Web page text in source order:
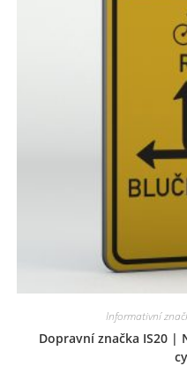
Informativní
Dopravní značka IS20